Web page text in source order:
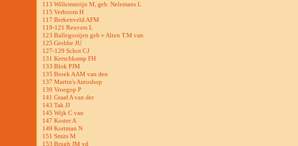
113 Willemsteijn M, geb. Nelemans L
115 Verboom H
117 Berkenveld AFM
119-121 Reuvers L
123 Ballegooijen geb v Alten T.M van
125 Grobbe JU
127-129 Schot CJ
131 Kerschkamp FH
133 Blok PJM
135 Broek AAM van den
137 Martin's Autoshop
139 Vroegop P
141 Graaf A van der
143 Tak JJ
145 Wijk C van
147 Koster A
149 Kortman N
151 Smits M
153 Brugh JM vd